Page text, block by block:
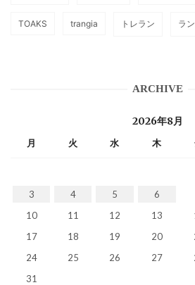
TOAKS trangia トレラン ラ
ARCHIVE
2026年8月
月 火 水 木
3
4 5 6
10
11 12 13
17
18 19 20
24
25 26 27
31